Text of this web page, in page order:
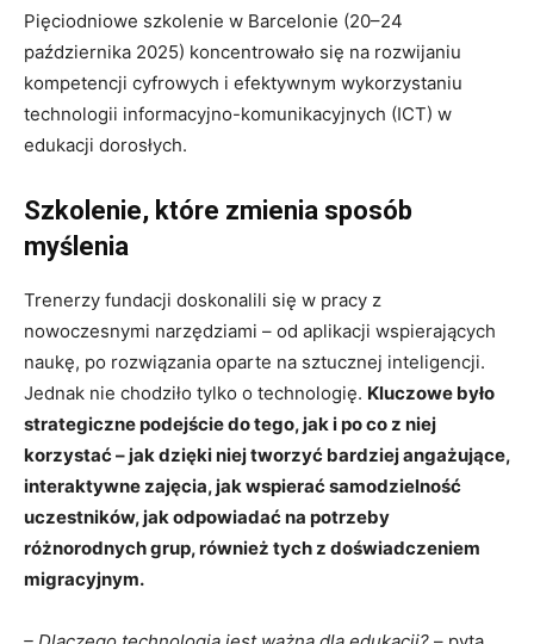
Pięciodniowe szkolenie w Barcelonie (20–24
października 2025) koncentrowało się na rozwijaniu
kompetencji cyfrowych i efektywnym wykorzystaniu
technologii informacyjno-komunikacyjnych (ICT) w
edukacji dorosłych.
Szkolenie, które zmienia sposób
myślenia
Trenerzy fundacji doskonalili się w pracy z
nowoczesnymi narzędziami – od aplikacji wspierających
naukę, po rozwiązania oparte na sztucznej inteligencji.
Jednak nie chodziło tylko o technologię. Kluczowe było
strategiczne podejście do tego, jak i po co z niej
korzystać – jak dzięki niej tworzyć bardziej angażujące,
interaktywne zajęcia, jak wspierać samodzielność
uczestników, jak odpowiadać na potrzeby
różnorodnych grup, również tych z doświadczeniem
migracyjnym.